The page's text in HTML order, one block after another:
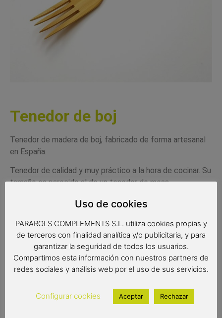
Tenedor de boj
Tenedor de madera de boj, fabricado de forma artesanal
en España.
Tenedor de calidad y muy práctico a la hora de cocinar. Su
tamaño es parecido al de un tenedor de mesa.
Producto apto para uso alimentario.
La madera de boj es madera resistente, característica
que convierte a este utensilio en un producto de gran
calidad y durabilidad. Además, la textura de la madera de
boj, no deja que el aceite penetre dentro de la madera
evitando así molestas manchas. Muy fácil de limpiar.
Uso de cookies
PARAROLS COMPLEMENTS S.L. utiliza cookies propias y
de terceros con finalidad analítica y/o publicitaria, y para
garantizar la seguridad de todos los usuarios.
Compartimos esta información con nuestros partners de
redes sociales y análisis web por el uso de sus servicios.
Configurar cookies Aceptar Rechazar